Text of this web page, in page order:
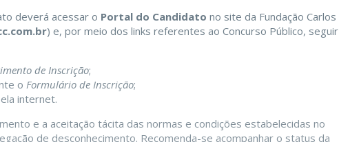
deverá acessar o Portal do Candidato no site da Fundação Carlos
) e, por meio dos links referentes ao Concurso Público, seguir
de Inscrição;
o Formulário de Inscrição;
internet.
e a aceitação tácita das normas e condições estabelecidas no
de desconhecimento. Recomenda-se acompanhar o status da